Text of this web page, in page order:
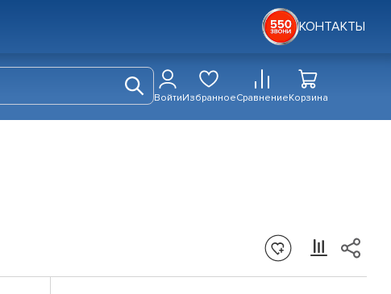
КОНТАКТЫ
ВойтиИзбранноеСравнениеКорзина